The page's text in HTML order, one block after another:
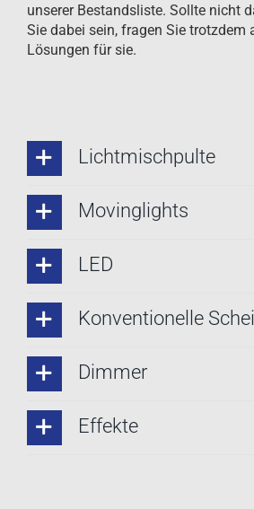
unserer Bestandsliste. Sollte nicht
Sie dabei sein, fragen Sie trotzdem
Lösungen für sie.
Lichtmischpulte
Movinglights
LED
Konventionelle
Dimmer
Effekte